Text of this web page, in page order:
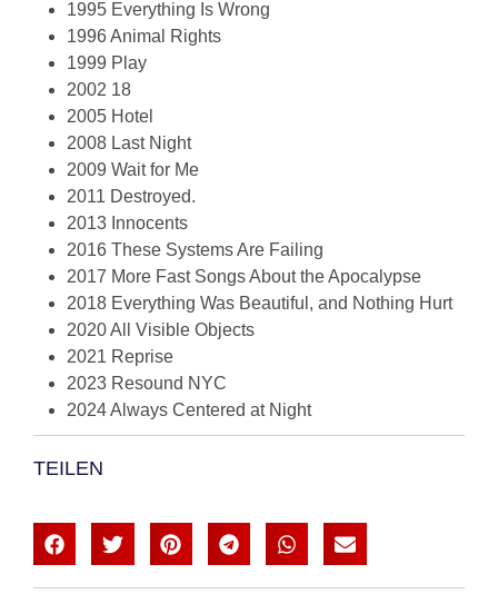
1995 Everything Is Wrong
1996 Animal Rights
1999 Play
2002 18
2005 Hotel
2008 Last Night
2009 Wait for Me
2011 Destroyed.
2013 Innocents
2016 These Systems Are Failing
2017 More Fast Songs About the Apocalypse
2018 Everything Was Beautiful, and Nothing Hurt
2020 All Visible Objects
2021 Reprise
2023 Resound NYC
2024 Always Centered at Night
TEILEN